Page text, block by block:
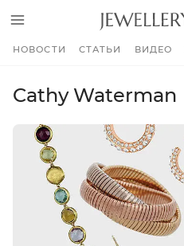
НОВОСТИ СТАТЬИ ВИДЕО
Cathy Waterman